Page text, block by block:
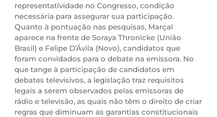
representatividade no Congresso, condição
necessária para assegurar sua participação.
Quanto à pontuação nas pesquisas, Marçal
aparece na frente de Soraya Thronicke (União
Brasil) e Felipe D’Ávila (Novo), candidatos que
foram convidados para o debate na emissora. No
que tange à participação de candidatos em
debates televisivos, a legislação traz requisitos
legais a serem observados pelas emissoras de
rádio e televisão, as quais não têm o direito de criar
regras que diminuam as garantias constitucionais